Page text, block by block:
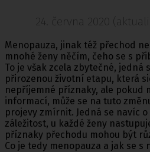
24. června 2020
Menopauza, jinak též přechod
mnohé ženy něčím, čeho se s
To je však zcela zbytečné, jedná
přirozenou životní etapu, která
nepříjemné příznaky, ale pokud
informací, může se na tuto
projevy zmírnit. Jedná se navíc
záležitost, u každé ženy
příznaky přechodu mohou být
Co je tedy menopauza a jak se s